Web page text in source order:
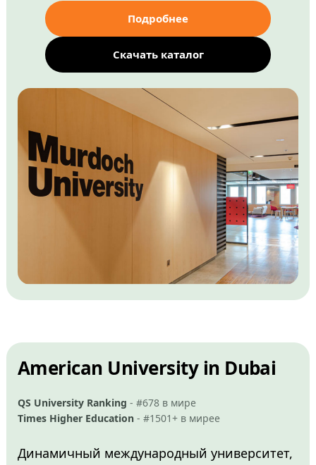
Подробнее
Скачать каталог
American University in Dubai
QS University Ranking - #678 в мире
Times Higher Education - #1501+ в мирее
Динамичный международный университет,